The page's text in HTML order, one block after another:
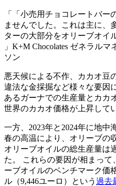
「小売用チョコレートバー
ませんでした。これは主に、
ターの大部分をオリーブオ
K+M Chocolates ゼネラル
ソン
悪天候による不作、カカオ豆
違法な金採掘など様々な要因
あるガーナでの生産量とカカ
世界のカカオ価格が上昇して
一方、2023年と2024年に地中
春の高温により、オリーブの
オリーブオイルの総生産量は
た。 これらの要因が相まって
ーブオイルのベンチマーク価
ル（9,446ユーロ）という 過去